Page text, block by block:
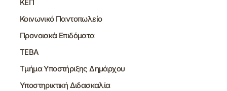
ΚΕΠ
Κοινωνικό Παντοπωλείο
Προνοιακά Επιδόματα
ΤΕΒΑ
Τμήμα Υποστήριξης Δημάρχου
Υποστηρικτική Διδασκαλία